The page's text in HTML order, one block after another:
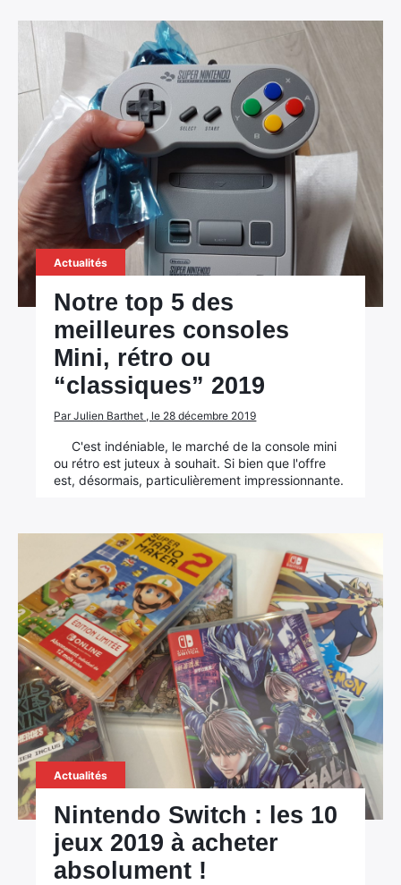
Actualités
Notre top 5 des
meilleures consoles
Mini, rétro ou
“classiques” 2019
Par Julien Barthet , le 28 décembre 2019
C'est indéniable, le marché de la console mini
ou rétro est juteux à souhait. Si bien que l'offre
est, désormais, particulièrement impressionnante.
Actualités
Nintendo Switch : les 10
jeux 2019 à acheter
absolument !